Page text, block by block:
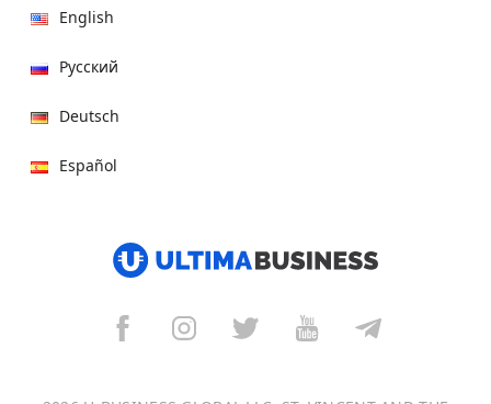
English
Русский
Deutsch
Español